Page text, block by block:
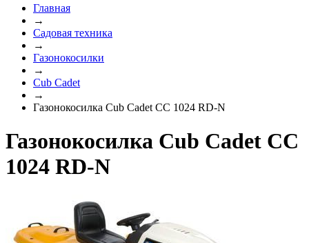
Главная
→
Садовая техника
→
Газонокосилки
→
Cub Cadet
→
Газонокосилка Cub Cadet CC 1024 RD-N
Газонокосилка Cub Cadet CC
1024 RD-N